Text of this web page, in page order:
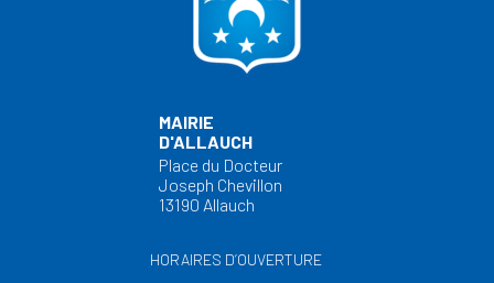
MAIRIE
D'ALLAUCH
Place du Docteur
Joseph Chevillon
13190 Allauch
HORAIRES D’OUVERTURE